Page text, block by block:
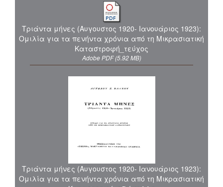
Τριάντα μήνες (Αυγουστος 1920- Ιανουάριος 1923):
Ομιλία για τα πενήντα χρόνια από τη Μικρασιατική
Καταστροφή_τεύχος
Adobe PDF (5.92 MB)
Τριάντα μήνες (Αυγουστος 1920- Ιανουάριος 1923):
Ομιλία για τα πενήντα χρόνια από τη Μικρασιατική